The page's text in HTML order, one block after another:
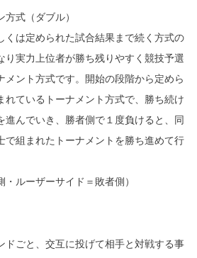
方式（ダブル）
くは定められた試合結果まで続く方式の
り実力上位者が勝ち残りやすく競技予選
メント方式です。開始の段階から定めら
れているトーナメント方式で、勝ち続け
進んでいき、勝者側で１度負けると、同
で組まれたトーナメントを勝ち進めて行
・ルーザーサイド＝敗者側）
ドごと、交互に投げて相手と対戦する事